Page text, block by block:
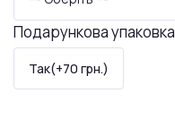
Подарункова упаковка
Так(+70 грн.)